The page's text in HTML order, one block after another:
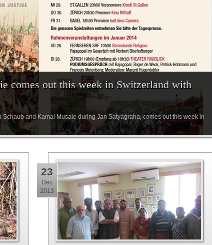
comes out this week in Switzerland with
and Kamal Musale during Jan Satyagraha, comes out this week in
23
Dec
2013